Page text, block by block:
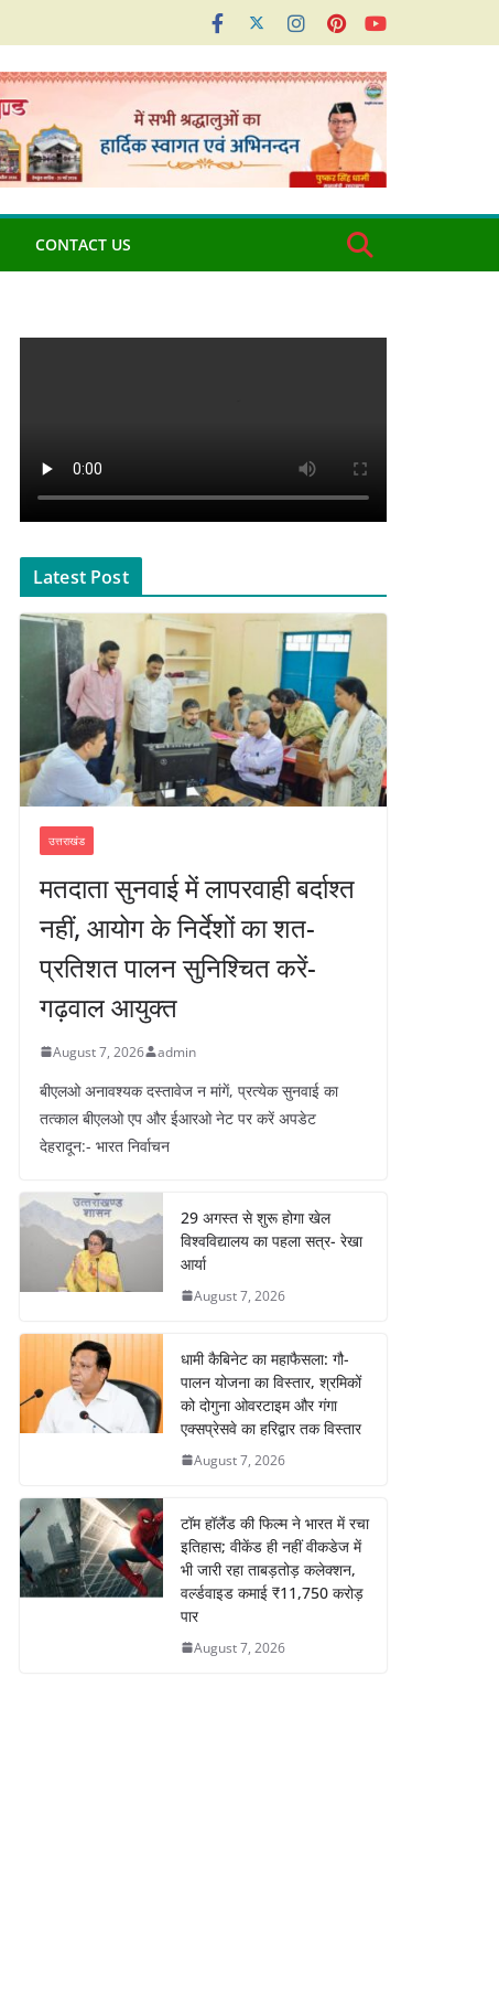
CONTACT US
Latest Post
उत्तराखंड
मतदाता सुनवाई में लापरवाही बर्दाश्त
नहीं, आयोग के निर्देशों का शत-
प्रतिशत पालन सुनिश्चित करें-
गढ़वाल आयुक्त
August 7, 2026 admin
बीएलओ अनावश्यक दस्तावेज न मांगें, प्रत्येक सुनवाई का
तत्काल बीएलओ एप और ईआरओ नेट पर करें अपडेट
देहरादून:- भारत निर्वाचन
29 अगस्त से शुरू होगा खेल
विश्वविद्यालय का पहला सत्र- रेखा
आर्या
August 7, 2026
धामी कैबिनेट का महाफैसला: गौ-
पालन योजना का विस्तार, श्रमिकों
को दोगुना ओवरटाइम और गंगा
एक्सप्रेसवे का हरिद्वार तक विस्तार
August 7, 2026
टॉम हॉलैंड की फिल्म ने भारत में रचा
इतिहास; वीकेंड ही नहीं वीकडेज में
भी जारी रहा ताबड़तोड़ कलेक्शन,
वर्ल्डवाइड कमाई ₹11,750 करोड़
पार
August 7, 2026